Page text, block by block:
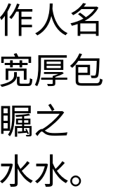
人名
厚包
之
水。